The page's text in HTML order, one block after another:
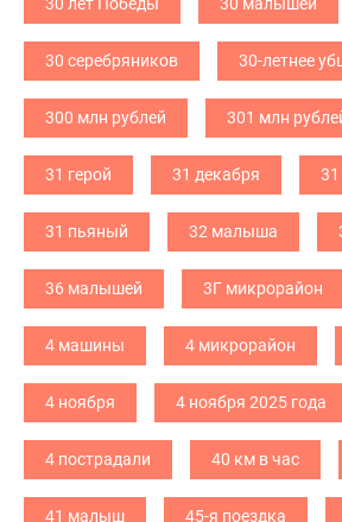
30 серебряников 30-летнее
300 млн рублей 301 млн
31 герой 31 декабря
31 пьяный 32 малыша
36 малышей 3Г микрорайон
4 машины 4 микрорайон
4 ноября 4 ноября 2025 года
4 пострадали 40 км в час
41 малыш 45-я поездка